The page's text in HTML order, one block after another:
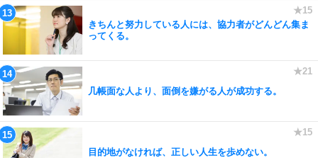
きちんと努力している人には、協力者がどんどん集ま
ってくる。
几帳面な人より、面倒を嫌がる人が成功する。
目的地がなければ、正しい人生を歩めない。